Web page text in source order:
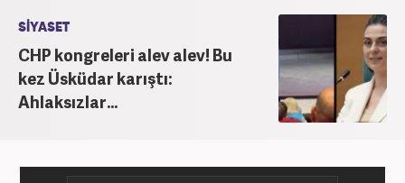
SİYASET
CHP kongreleri alev alev! Bu
kez Üsküdar karıştı:
Ahlaksızlar...